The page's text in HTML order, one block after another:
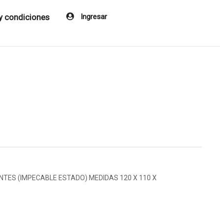
condiciones Ingresar
(IMPECABLE ESTADO) MEDIDAS 120 X 110 X